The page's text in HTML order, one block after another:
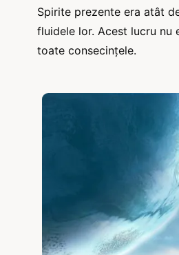
Spirite prezente era atât
fluidele lor. Acest lucru nu
toate consecințele.